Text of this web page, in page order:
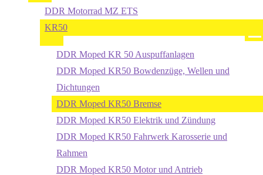
DDR Motorrad MZ ETS
KR50
DDR Moped KR 50 Auspuffanlagen
DDR Moped KR50 Bowdenzüge, Wellen und
Dichtungen
DDR Moped KR50 Bremse
DDR Moped KR50 Elektrik und Zündung
DDR Moped KR50 Fahrwerk Karosserie und
Rahmen
DDR Moped KR50 Motor und Antrieb